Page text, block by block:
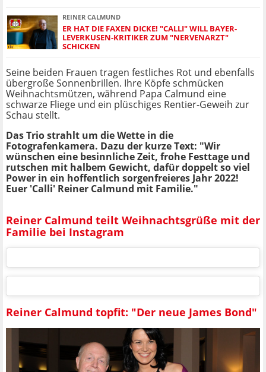
REINER CALMUND
ER HAT DIE FAXEN DICKE! "CALLI" WILL BAYER-
LEVERKUSEN-KRITIKER ZUM "NERVENARZT"
SCHICKEN
Seine beiden Frauen tragen festliches Rot und ebenfalls
übergroße Sonnenbrillen. Ihre Köpfe schmücken
Weihnachtsmützen, während Papa Calmund eine
schwarze Fliege und ein plüschiges Rentier-Geweih zur
Schau stellt.
Das Trio strahlt um die Wette in die
Fotografenkamera. Dazu der kurze Text: "Wir
wünschen eine besinnliche Zeit, frohe Festtage und
rutschen mit halbem Gewicht, dafür doppelt so viel
Power in ein hoffentlich sorgenfreieres Jahr 2022!
Euer 'Calli' Reiner Calmund mit Familie."
Reiner Calmund teilt Weihnachtsgrüße mit der
Familie bei Instagram
Reiner Calmund topfit: "Der neue James Bond"